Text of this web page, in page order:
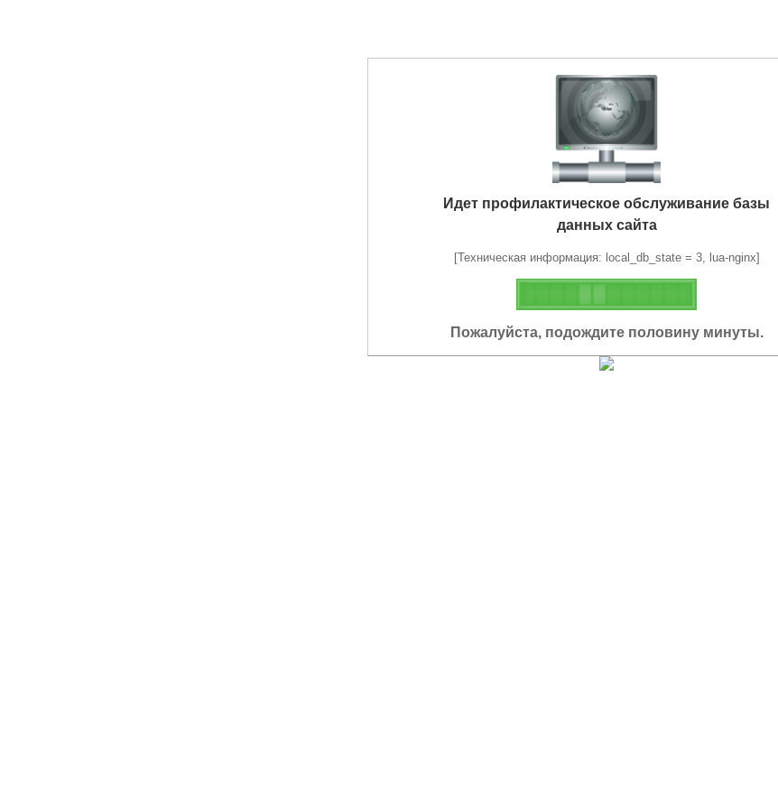
Идет профилактическое обслуживание базы
данных сайта
[Техническая информация: local_db_state = 3, lua-nginx]
Пожалуйста, подождите половину минуты.